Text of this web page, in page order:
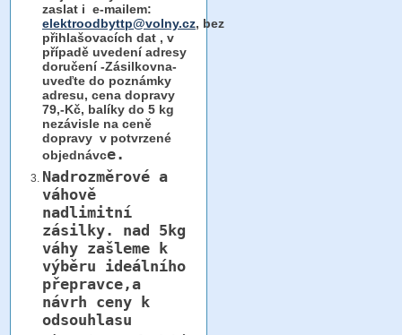
zaslat i e-mailem:
elektroodbyttp@volny.cz, bez
přihlašovacích dat , v
případě uvedení adresy
doručení -Zásilkovna-
uveďte do poznámky
adresu, cena dopravy
79,-Kč, balíky do 5 kg
nezávisle na ceně
dopravy v potvrzené
objednávce.
Nadrozměrové a
váhově
nadlimitní
zásilky. nad 5kg
váhy zašleme k
výběru ideálního
přepravce,a
návrh ceny k
odsouhlasu